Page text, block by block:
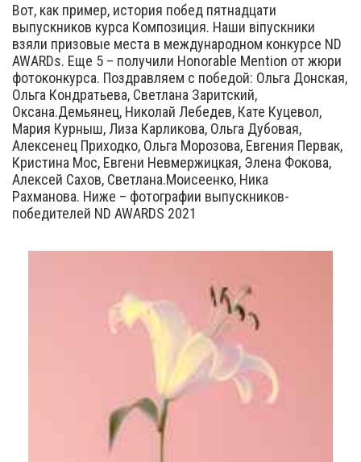
Вот, как пример, история побед пятнадцати
выпускников курса Композиция. Наши віпускники
взяли призовые места в международном конкурсе ND
AWARDs. Еще 5 – получили Honorable Mention от жюри
фотоконкурса. Поздравляем с победой: Ольга Донская,
Ольга Кондратьева, Светлана Заритский,
Оксана.Демьянец, Николай Лебедев, Кате Куцевол,
Мария Курныш, Лиза Карликова, Ольга Дубовая,
Алексенец Приходко, Ольга Морозова, Евгения Первак,
Кристина Мос, Евгени Невмержицкая, Элена Фокова,
Алексей Сахов, Светлана.Моисеенко, Ника
Рахманова. Ниже – фотографии выпускников-
победителей ND AWARDS 2021